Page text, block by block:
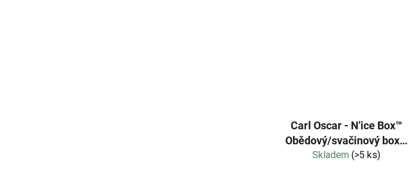
Carl Oscar - N'ice Box™
Obědový/svačinový box s
chlazením - fialová
Skladem(>5 ks)